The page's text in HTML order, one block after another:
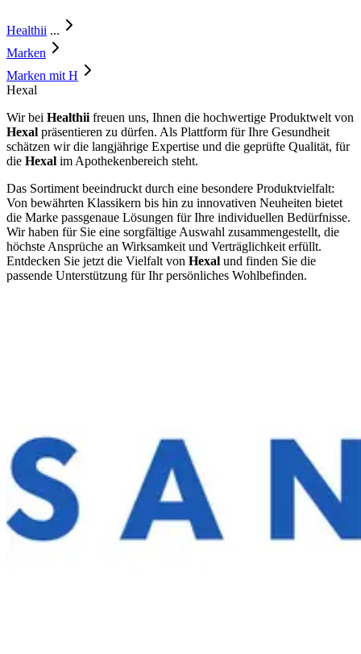
Healthii ...
Marken
Marken mit H
Hexal
Wir bei Healthii freuen uns, Ihnen die hochwertige Produktwelt von
Hexal präsentieren zu dürfen. Als Plattform für Ihre Gesundheit
schätzen wir die langjährige Expertise und die geprüfte Qualität, für
die Hexal im Apothekenbereich steht.
Das Sortiment beeindruckt durch eine besondere Produktvielfalt:
Von bewährten Klassikern bis hin zu innovativen Neuheiten bietet
die Marke passgenaue Lösungen für Ihre individuellen Bedürfnisse.
Wir haben für Sie eine sorgfältige Auswahl zusammengestellt, die
höchste Ansprüche an Wirksamkeit und Verträglichkeit erfüllt.
Entdecken Sie jetzt die Vielfalt von Hexal und finden Sie die
passende Unterstützung für Ihr persönliches Wohlbefinden.